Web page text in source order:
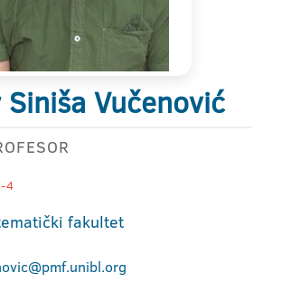
Vučenović
4
fakultet